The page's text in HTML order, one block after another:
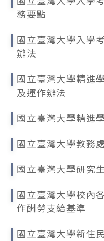
務要點
國立臺灣大學入學
辦法
國立臺灣大學精進
及運作辦法
國立臺灣大學精進
國立臺灣大學教務
國立臺灣大學研究
國立臺灣大學校內
作酬勞支給基準
國立臺灣大學新住